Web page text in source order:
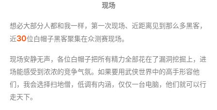
现场
想必大部分人都和我一样，第一次现场、近距离见到那么多黑客，
近30位白帽子黑客聚集在众测赛现场。
现场安静无声，各位白帽子把所有精力全部花在了漏洞挖掘上，进
场能感受到浓浓的竞争气氛。如果要用武侠世界中的高手形容他
们，我会选择扫地僧，低调有内涵，仅仅一台电脑，他们就可以行
走天下。